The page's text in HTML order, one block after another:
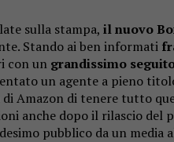
sulla stampa, il nuovo
Stando ai ben informati
con un grandissimo
un agente a pieno
Amazon di tenere tutto
anche dopo il rilascio
pubblico da un media